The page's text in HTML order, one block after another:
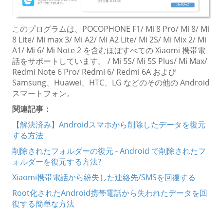
このプログラムは、POCOPHONE F1/ Mi 8 Pro/ Mi 8/ Mi
8 Lite/ Mi max 3/ Mi A2/ Mi A2 Lite/ Mi 2S/ Mi Mix 2/ Mi
A1/ Mi 6/ Mi Note 2 を含むほぼすべての Xiaomi 携帯電
話をサポートしています。 / Mi 5S/ Mi 5S Plus/ Mi Max/
Redmi Note 6 Pro/ Redmi 6/ Redmi 6A および
Samsung、Huawei、HTC、LG などのその他の Android
スマートフォン。
関連記事：
【解決済み】Androidスマホから削除したデータを復元
する方法
削除されたフォルダーの復元 - Android で削除されたフ
ォルダーを復元する方法?
Xiaomi携帯電話から紛失した連絡先/SMSを回復する
Root化されたAndroid携帯電話から失われたデータを回
復する簡単な方法